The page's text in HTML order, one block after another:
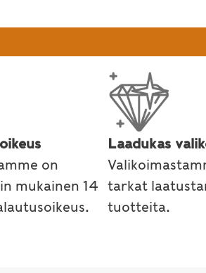
on
mukainen 14
Laadukas
tarkat
tuotteita.